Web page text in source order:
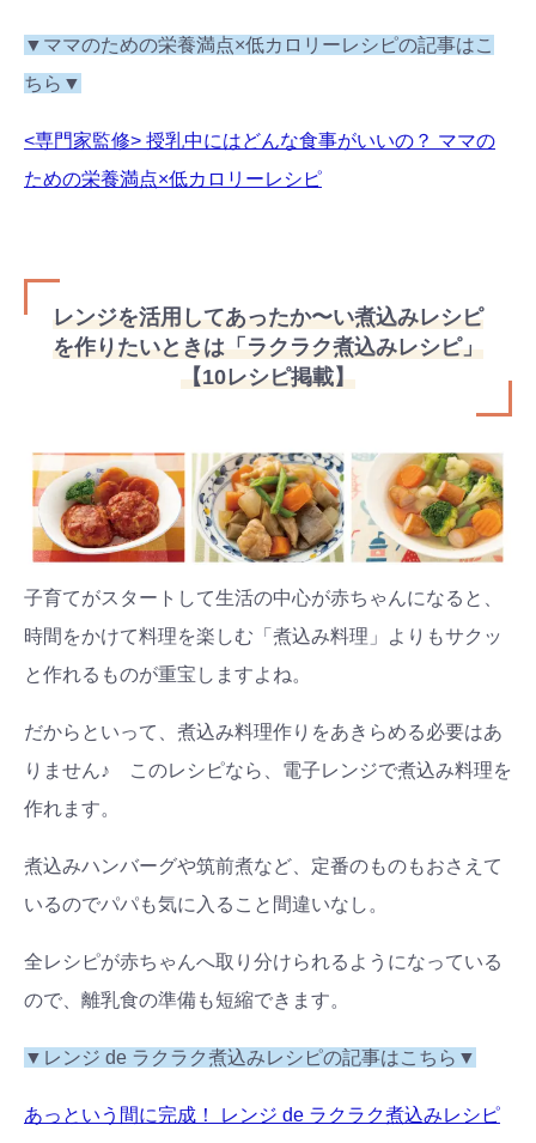
▼ママのための栄養満点×低カロリーレシピの記事はこ
ちら▼
<専門家監修> 授乳中にはどんな食事がいいの？ ママの
ための栄養満点×低カロリーレシピ
レンジを活用してあったか〜い煮込みレシピ
を作りたいときは「ラクラク煮込みレシピ」
【10レシピ掲載】
子育てがスタートして生活の中心が赤ちゃんになると、
時間をかけて料理を楽しむ「煮込み料理」よりもサクッ
と作れるものが重宝しますよね。
だからといって、煮込み料理作りをあきらめる必要はあ
りません♪ このレシピなら、電子レンジで煮込み料理を
作れます。
煮込みハンバーグや筑前煮など、定番のものもおさえて
いるのでパパも気に入ること間違いなし。
全レシピが赤ちゃんへ取り分けられるようになっている
ので、離乳食の準備も短縮できます。
▼レンジ de ラクラク煮込みレシピの記事はこちら▼
あっという間に完成！ レンジ de ラクラク煮込みレシピ